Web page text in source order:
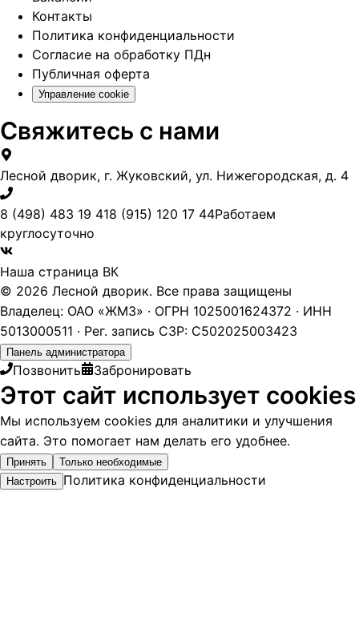
Контакты
Политика конфиденциальности
Согласие на обработку ПДн
Публичная оферта
Управление cookie
Свяжитесь с нами
Лесной дворик, г. Жуковский, ул. Нижегородская, д. 4
8 (498) 483 19 418 (915) 120 17 44Работаем
круглосуточно
Наша страница ВК
© 2026 Лесной дворик. Все права защищены
Владелец: ОАО «ЖМЗ» · ОГРН 1025001624372 · ИНН
5013000511 · Рег. запись СЗР: С502025003423
Панель администратора
Позвонить Забронировать
Этот сайт использует cookies
Мы используем cookies для аналитики и улучшения
сайта. Это помогает нам делать его удобнее.
Принять
Только необходимые
Настроить Политика конфиденциальности